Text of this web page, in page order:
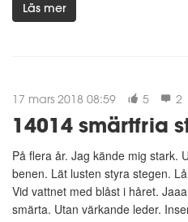
Läs mer
17 mars 2018 08:59 5 2
14014 smärtfria
På flera år. Jag kände mig stark.
benen. Lät lusten styra stegen.
Vid vattnet med blåst i håret.
smärta. Utan värkande leder.